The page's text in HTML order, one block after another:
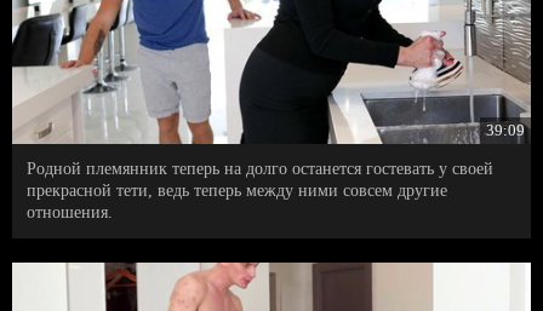
39:09
Родной племянник теперь на долго останется гостевать у своей
прекрасной тети, ведь теперь между ними совсем другие
отношения.